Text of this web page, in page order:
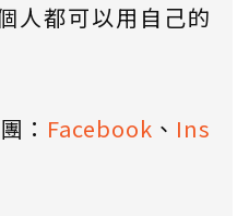
人都可以用自己的
： Facebook 、 Ins